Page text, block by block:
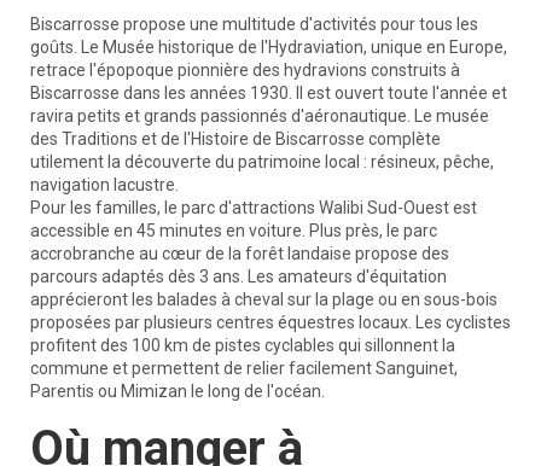
Biscarrosse propose une multitude d'activités pour tous les
goûts. Le Musée historique de l'Hydraviation, unique en Europe,
retrace l'épopoque pionnière des hydravions construits à
Biscarrosse dans les années 1930. Il est ouvert toute l'année et
ravira petits et grands passionnés d'aéronautique. Le musée
des Traditions et de l'Histoire de Biscarrosse complète
utilement la découverte du patrimoine local : résineux, pêche,
navigation lacustre.
Pour les familles, le parc d'attractions Walibi Sud-Ouest est
accessible en 45 minutes en voiture. Plus près, le parc
accrobranche au cœur de la forêt landaise propose des
parcours adaptés dès 3 ans. Les amateurs d'équitation
apprécieront les balades à cheval sur la plage ou en sous-bois
proposées par plusieurs centres équestres locaux. Les cyclistes
profitent des 100 km de pistes cyclables qui sillonnent la
commune et permettent de relier facilement Sanguinet,
Parentis ou Mimizan le long de l'océan.
Où manger à